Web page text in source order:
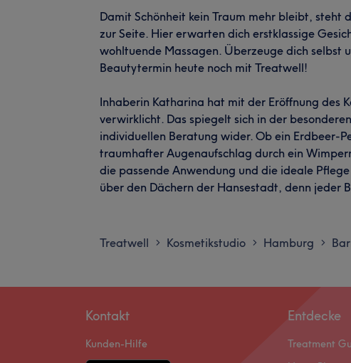
Damit Schönheit kein Traum mehr bleibt, steht
zur Seite. Hier erwarten dich erstklassige
wohltuende Massagen. Überzeuge dich selbst
Beautytermin heute noch mit Treatwell!
Inhaberin Katharina hat mit der Eröffnung des
verwirklicht. Das spiegelt sich in der
individuellen Beratung wider. Ob ein Erdbeer-
traumhafter Augenaufschlag durch ein
die passende Anwendung und die ideale
über den Dächern der Hansestadt, denn jeder
Treatwell > Kosmetikstudio > Hamburg >
Kontakt
Kunden-Hilfe
Entdecke
Treatment